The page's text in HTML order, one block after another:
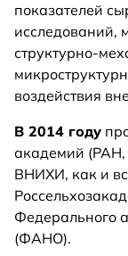
показателей
исследований,
структурно-
воздействия
В 2014 году
академий (РАН,
ВНИХИ, как и
Федерального
(ФАНО).